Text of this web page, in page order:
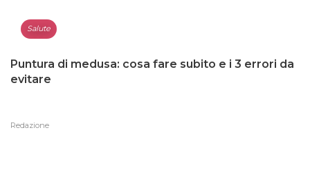
Salute
Puntura di medusa: cosa fare subito e i 3 errori da
evitare
Redazione